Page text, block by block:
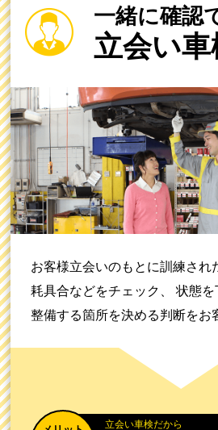
一緒に確認
立会い車
お客様立会いのもとに訓練され
耗具合などをチェック、 状態を
整備する箇所を決める判断をお
立会い車検だから